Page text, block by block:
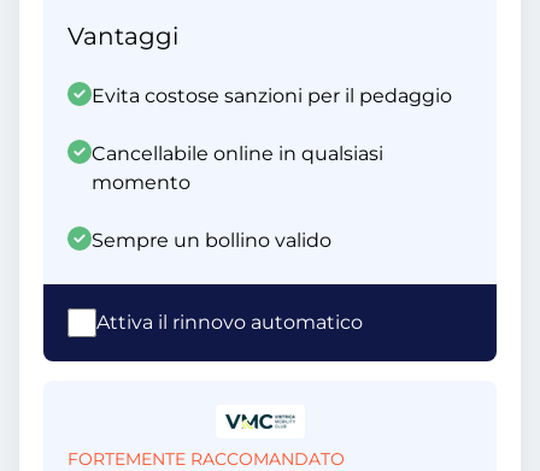
Vantaggi
Evita costose sanzioni per il pedaggio
Cancellabile online in qualsiasi
momento
Sempre un bollino valido
Attiva il rinnovo automatico
FORTEMENTE RACCOMANDATO